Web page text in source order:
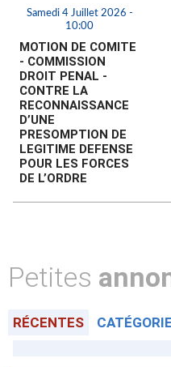
Samedi 4 Juillet 2026 -
10:00
MOTION DE COMITE
- COMMISSION
DROIT PENAL -
CONTRE LA
RECONNAISSANCE
D’UNE
PRESOMPTION DE
LEGITIME DEFENSE
POUR LES FORCES
DE L’ORDRE
Petites
RÉCENTES